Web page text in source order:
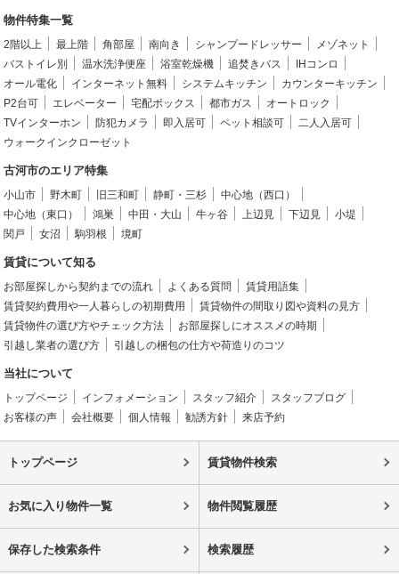
物件特集一覧
2階以上 最上階 角部屋 南向き シャンプードレッサー
メゾネット
バストイレ別
温水洗浄便座 浴室乾燥機 追焚きバス
IHコンロ
オール電化
インターネット無料 システムキッチン
カウンターキッチン
P2台可
エレベーター 宅配ボックス 都市ガス
オートロック
TVインターホン
防犯カメラ 即入居可 ペット相談可
二人入居可
ウォークインクローゼット
古河市のエリア特集
小山市 野木町 旧三和町 静町・三杉
中心地（西口）
中心地（東口）
鴻巣 中田・大山 牛ヶ谷 上辺見 下辺見
小堤
関戸
女沼 駒羽根 境町
賃貸について知る
お部屋探しから契約までの流れ よくある質問
賃貸用語集
賃貸契約費用や一人暮らしの初期費用
賃貸物件の間取り図や資料の見方
賃貸物件の選び方やチェック方法
お部屋探しにオススメの時期
引越し業者の選び方
引越しの梱包の仕方や荷造りのコツ
当社について
トップページ インフォメーション スタッフ紹介
スタッフブログ
お客様の声
会社概要 個人情報 勧誘方針 来店予約
トップページ 賃貸物件検索
お気に入り物件一覧 物件閲覧履歴
保存した検索条件 検索履歴